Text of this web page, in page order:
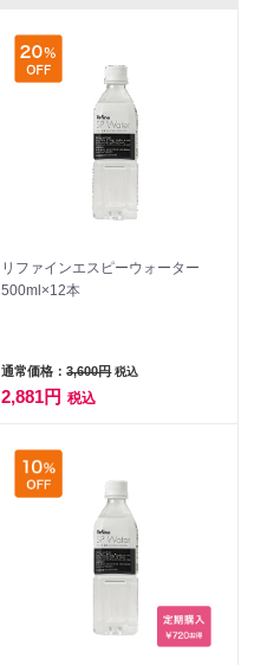
リファインエスピーウォーター
500ml×12本
通常価格：3,600円 税込
2,881円 税込